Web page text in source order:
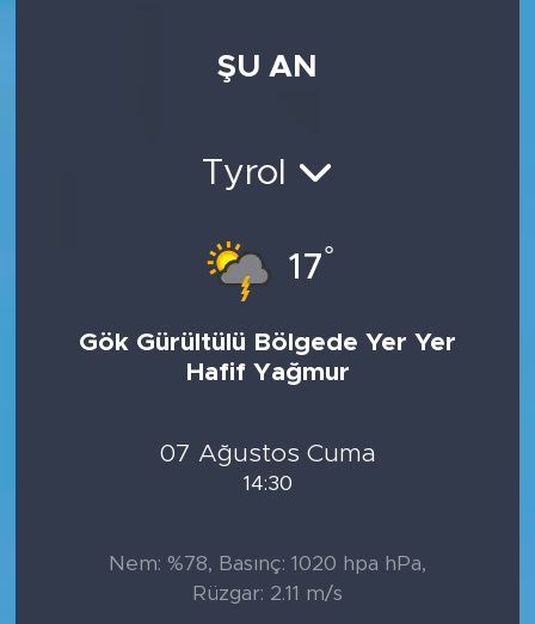
ŞU AN
Tyrol
17°
Gök Gürültülü Bölgede Yer Yer
Hafif Yağmur
07 Ağustos Cuma
14:30
Nem: %78, Basınç: 1020 hpa hPa,
Rüzgar: 2.11 m/s